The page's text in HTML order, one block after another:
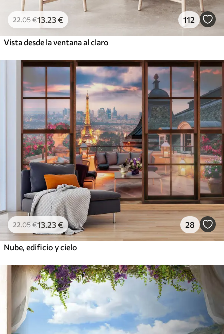
22.05€13.23€ 112
Vista desde la ventana al claro
22.05€13.23€ 28
Nube, edificio y cielo